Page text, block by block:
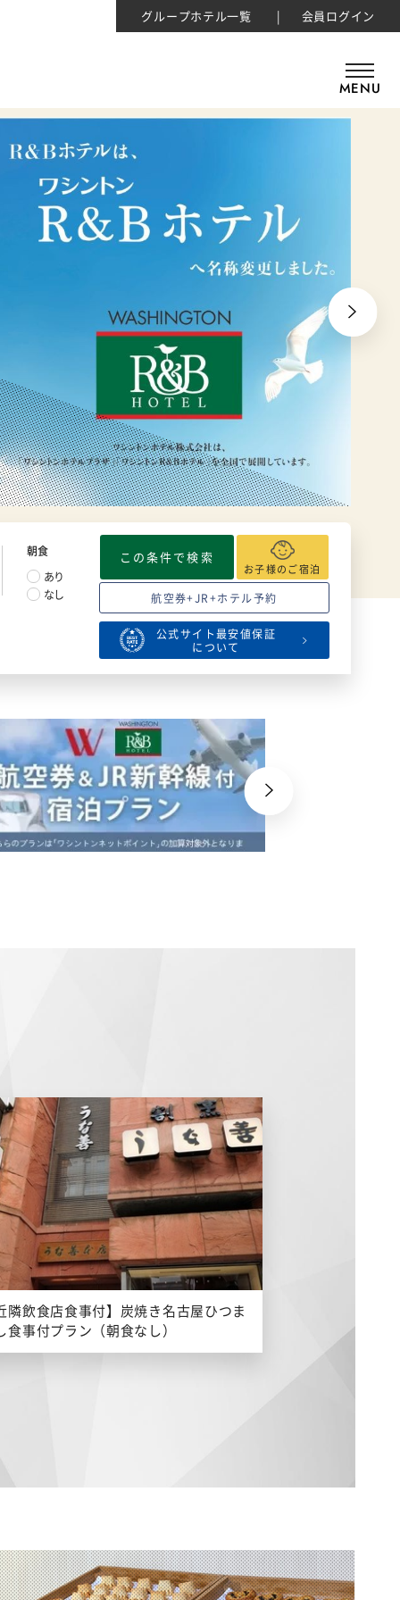
MENU
グループホテル一覧 会員ログイン
朝食
あり
なし
この条件で検索
お子様のご宿泊
航空券+JR+ホテル予約
公式サイト最安値保証
について
隣飲食店食事付】炭焼き名古屋ひつま
食事付プラン（朝食なし）